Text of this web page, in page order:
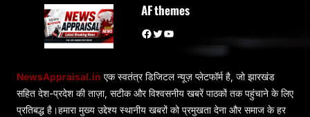
AF themes
Facebook Twitter YouTube
NewsAppraisal.in एक स्वतंत्र डिजिटल न्यूज़ प्लेटफॉर्म है, जो झारखंड
सहित देश-प्रदेश की ताज़ा, सटीक और विश्वसनीय खबरें पाठकों तक पहुंचाने के लिए
प्रतिबद्ध है।हमारा मुख्य उद्देश्य स्थानीय खबरों को प्रमुखता देना और समाज के हर